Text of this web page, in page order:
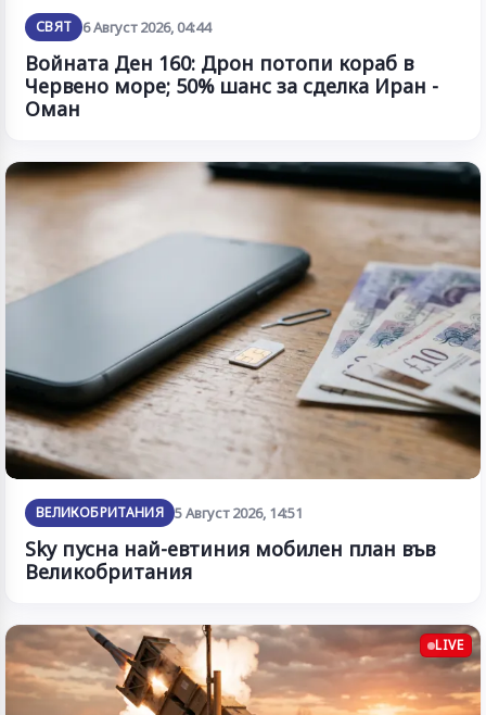
СВЯТ 6 Август 2026, 04:44
Войната Ден 160: Дрон потопи кораб в
Червено море; 50% шанс за сделка Иран -
Оман
ВЕЛИКОБРИТАНИЯ 5 Август 2026, 14:51
Sky пусна най-евтиния мобилен план във
Великобритания
LIVE